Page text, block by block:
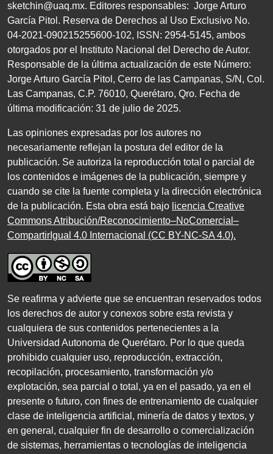
sketchin@uaq.mx. Editores responsables: Jorge Arturo
García Pitol. Reserva de Derechos al Uso Exclusivo No.
04-2021-090215255600-102, ISSN : 2954-5145, ambos
otorgados por el Instituto Nacional del Derecho de Autor.
Responsable de la última actualización de este Número:
Jorge Arturo García Pitol, Cerro de las Campanas, S/N , Col.
Las Campanas, C.P. 76010, Querétaro, Qro. Fecha de
última modificación: 31 de julio de 2025.
Las opiniones expresadas por los autores no
necesariamente reflejan la postura del editor de la
publicación. Se autoriza la reproducción total o parcial de
los contenidos e imágenes de la publicación, siempre y
cuando se cite la fuente completa y la dirección electrónica
de la publicación. Esta obra está bajo licencia Creative
Commons Atribución/Reconocimiento–NoComercial–
CompartirIgual 4.0 Internacional (CC BY-NC-SA 4.0).
Se reafirma y advierte que se encuentran reservados todos
los derechos de autor y conexos sobre esta revista y
cualquiera de sus contenidos pertenecientes a la
Universidad Autonoma de Querétaro. Por lo que queda
prohibido cualquier uso, reproducción, extracción,
recopilación, procesamiento, transformación y/o
explotación, sea parcial o total, ya en el pasado, ya en el
presente o futuro, con fines de entrenamiento de cualquier
clase de inteligencia artificial, minería de datos y textos, y
en general, cualquier fin de desarrollo o comercialización
de sistemas, herramientas o tecnologías de inteligencia